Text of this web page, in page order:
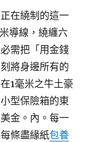
在繞制的這一
導線，繞纏六
需把「用金錢
將身邊所有的
1毫米之牛土豪
型保險箱的東
金。內。每一
條盡緣紙包養